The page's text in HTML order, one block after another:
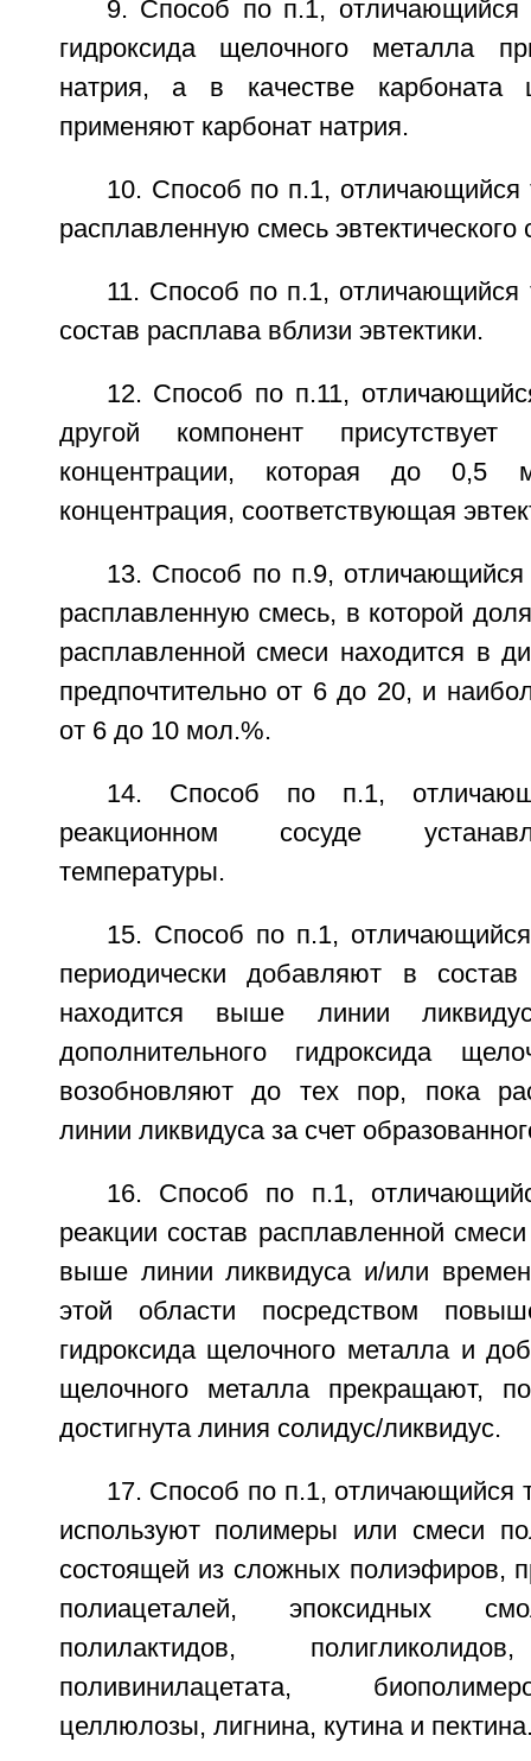
9. Способ по п.1, отличающийся
гидроксида щелочного металла
натрия, а в качестве карбоната
применяют карбонат натрия.
10. Способ по п.1, отличающийся
расплавленную смесь эвтектического
11. Способ по п.1, отличающийся
состав расплава вблизи эвтектики.
12. Способ по п.11,
другой компонент
концентрации, которая до
концентрация, соответствующая
13. Способ по п.9,
расплавленную смесь, в которой
расплавленной смеси находится в
предпочтительно от 6 до 20, и
от 6 до 10 мол.%.
14. Способ по п.1,
реакционном сосуде
температуры.
15. Способ по п.1,
периодически добавляют в
находится выше линии
дополнительного гидроксида
возобновляют до тех пор, пока
линии ликвидуса за счет
16. Способ по п.1,
реакции состав расплавленной
выше линии ликвидуса и/или
этой области посредством
гидроксида щелочного металла и
щелочного металла прекращают,
достигнута линия солидус/ликвидус.
17. Способ по п.1, отличающийся
используют полимеры или смеси
состоящей из сложных полиэфиров,
полиацеталей, эпоксидных
полилактидов,
поливинилацетата,
целлюлозы, лигнина, кутина и